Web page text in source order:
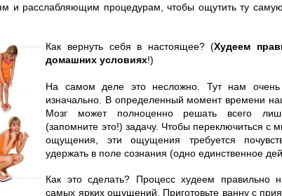
и расслабляющим процедурам, чтобы ощутить ту
Как вернуть себя в настоящее? (Худеем
домашних условиях!)
На самом деле это несложно. Тут нам очень
изначально. В определенный момент времени
Мозг может полноценно решать всего
(запомните это!) задачу. Чтобы переключиться с
ощущения, эти ощущения требуется
удержать в поле сознания (одно единственное
Как это сделать? Процесс худеем правильно
самых ярких ощущений. Приготовьте ванну с